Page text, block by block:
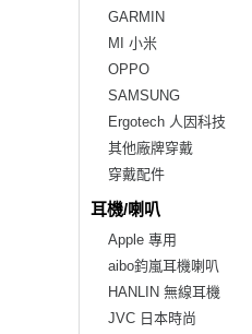
GARMIN
MI 小米
OPPO
SAMSUNG
Ergotech 人因科技
其他廠牌穿戴
穿戴配件
耳機/喇叭
Apple 專用
aibo鈞嵐耳機喇叭
HANLIN 無線耳機
JVC 日本時尚